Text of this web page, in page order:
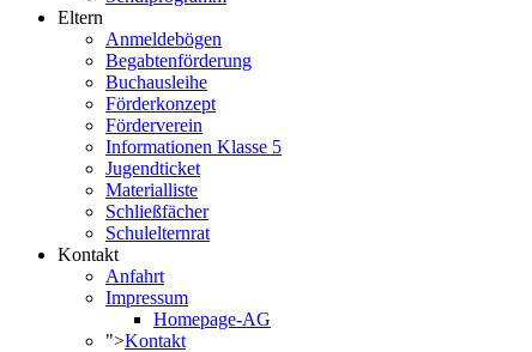
Eltern
Anmeldebögen
Begabtenförderung
Buchausleihe
Förderkonzept
Förderverein
Informationen Klasse 5
Jugendticket
Materialliste
Schließfächer
Schulelternrat
Kontakt
Anfahrt
Impressum
Homepage-AG
">Kontakt